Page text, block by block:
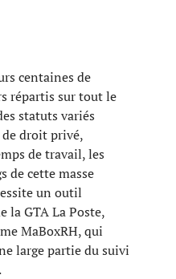
centaines de
répartis sur tout le
statuts variés
droit privé,
de travail, les
de cette masse
un outil
la GTA La Poste,
MaBoxRH, qui
large partie du suivi